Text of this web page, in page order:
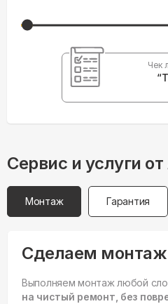
Чек
Сервис и услуги
Монтаж Гарантия
Сделаем монтаж
Выполняем монтаж любой
на чистый ремонт, без